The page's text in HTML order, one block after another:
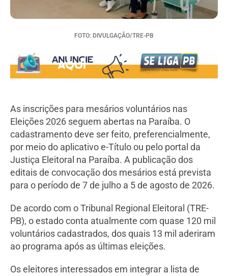
FOTO: DIVULGAÇÃO/TRE-PB
As inscrições para mesários voluntários nas
Eleições 2026 seguem abertas na Paraíba. O
cadastramento deve ser feito, preferencialmente,
por meio do aplicativo e-Título ou pelo portal da
Justiça Eleitoral na Paraíba. A publicação dos
editais de convocação dos mesários está prevista
para o período de 7 de julho a 5 de agosto de 2026.
De acordo com o Tribunal Regional Eleitoral (TRE-
PB), o estado conta atualmente com quase 120 mil
voluntários cadastrados, dos quais 13 mil aderiram
ao programa após as últimas eleições.
Os eleitores interessados em integrar a lista de